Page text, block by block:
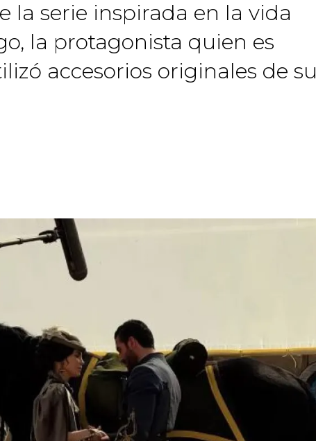
la serie inspirada en la vida
la protagonista quien es
accesorios originales de su